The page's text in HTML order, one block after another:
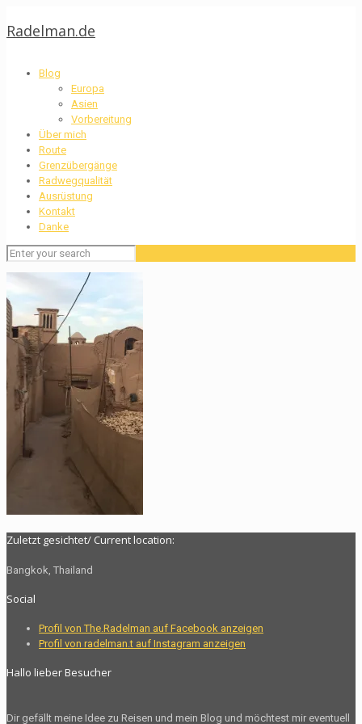
Radelman.de
Blog
Europa
Asien
Vorbereitung
Über mich
Route
Grenzübergänge
Radwegqualität
Ausrüstung
Kontakt
Danke
Zuletzt gesichtet/ Current location:
Bangkok, Thailand
Social
Profil von The.Radelman auf Facebook anzeigen
Profil von radelman.t auf Instagram anzeigen
Hallo lieber Besucher
Dir gefällt meine Idee zu Reisen und mein Blog und möchtest mir eventuell